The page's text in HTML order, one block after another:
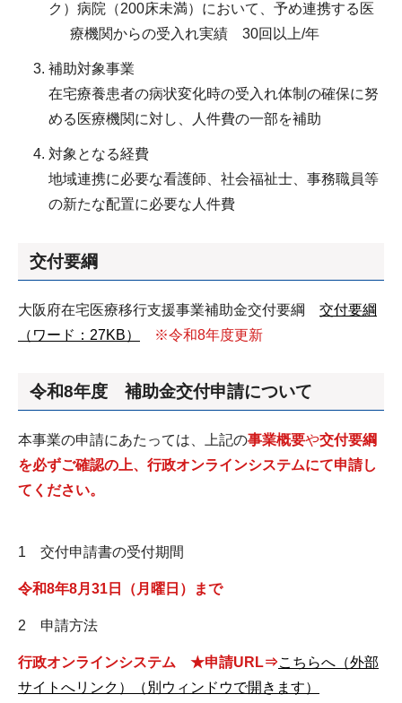
ク）病院（200床未満）において、予め連携する医
療機関からの受入れ実績 30回以上/年
補助対象事業
在宅療養患者の病状変化時の受入れ体制の確保に努
める医療機関に対し、人件費の一部を補助
対象となる経費
地域連携に必要な看護師、社会福祉士、事務職員等
の新たな配置に必要な人件費
交付要綱
大阪府在宅医療移行支援事業補助金交付要綱 交付要綱
（ワード：27KB）
※令和8年度更新
令和8年度 補助金交付申請について
本事業の申請にあたっては、上記の事業概要や交付要綱
を必ずご確認の上、行政オンラインシステムにて申請し
てください。
1 交付申請書の受付期間
令和8年8月31日（月曜日）まで
2 申請方法
行政オンラインシステム ★申請URL⇒こちらへ（外部
サイトへリンク）（別ウィンドウで開きます）